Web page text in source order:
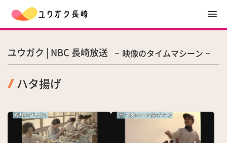
ユウガク | NBC 長崎放送 映像のタイムマシーン
ハタ揚げ